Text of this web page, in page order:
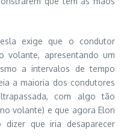
exige que o condutor
volante, apresentando um
a intervalos de tempo
a maioria dos condutores
com algo tão
volante) e que agora Elon
dizer que iria desaparecer